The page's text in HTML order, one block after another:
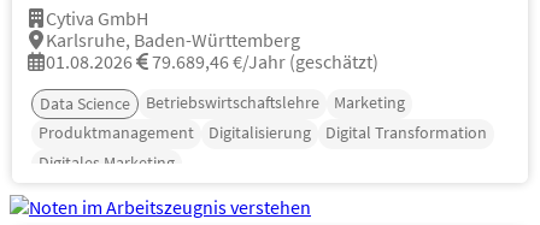
Cytiva GmbH
Karlsruhe, Baden-Württemberg
01.08.2026
79.689,46 €/Jahr (geschätzt)
Data Science Betriebswirtschaftslehre
Marketing
Produktmanagement
Digitalisierung
Digital Transformation
Digitales Marketing